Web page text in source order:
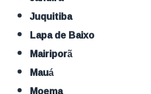
Juquitiba
Lapa de Baixo
Mairiporã
Mauá